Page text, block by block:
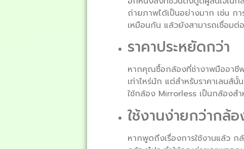
ถ่ายภาพได้เป็นอย่างมาก เช่น ก
เหมือนกัน แล้วยังสามารถเชื่อม
ราคาประหยัดกว่า
หากคุณซื้อกล้องที่ช่างาพมืออาชีพ
เท่าไหร่นัก แต่สำหรับราคาเลนส์
ใช้กล้อง Mirrorless เป็นกล้องสำ
ใช้งานง่ายกว่ากล้อ
หากพูดถึงเรื่องการใช้งานแล้ว ก